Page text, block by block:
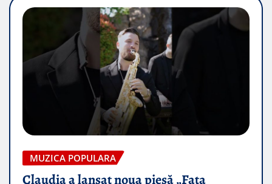
MUZICA POPULARA
Claudia a lansat noua piesă „Fata